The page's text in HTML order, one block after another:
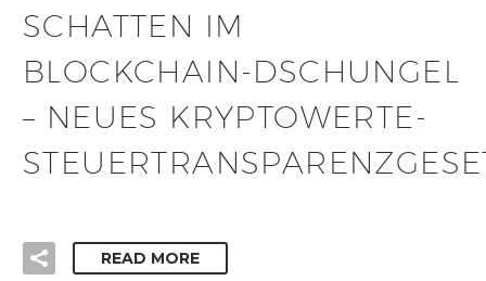
SCHATTEN IM
BLOCKCHAIN-DSCHUNGEL
– NEUES KRYPTOWERTE-
READ MORE